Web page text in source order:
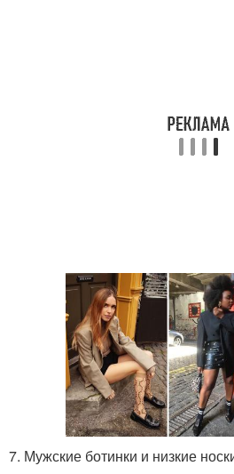
7. Мужские ботинки и низкие